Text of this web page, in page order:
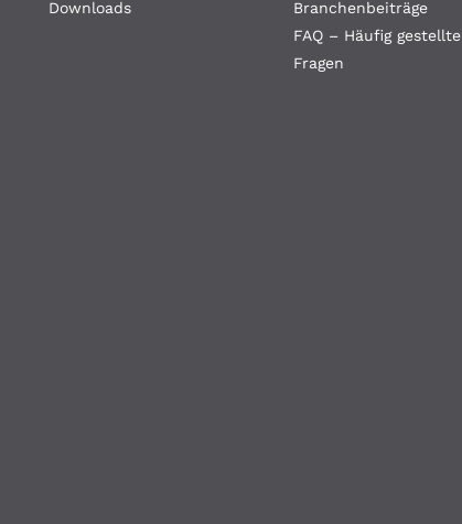
Downloads
Branchenbeiträge
FAQ – Häufig gestellte
Fragen